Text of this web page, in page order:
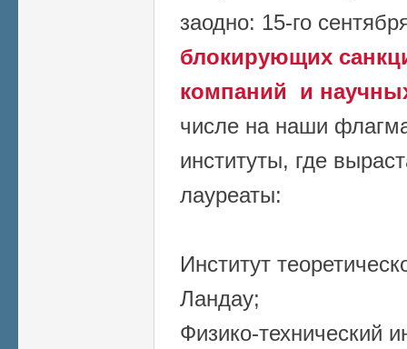
заодно: 15-го
блокирующих
компаний и
числе на наши
институты, где
лауреаты:
Институт
Ландау;
Физико-технический